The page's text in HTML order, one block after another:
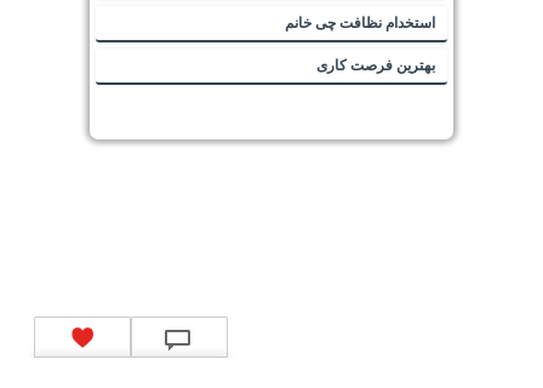
استخدام نظافت چی خانم
بهترین فرصت کاری